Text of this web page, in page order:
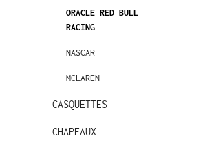
ORACLE RED BULL
RACING
NASCAR
MCLAREN
CASQUETTES
CHAPEAUX